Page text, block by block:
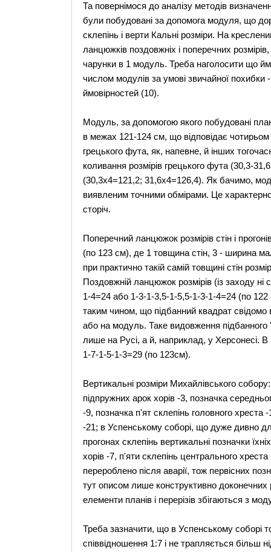
Та повернімося до аналізу методів
були побудовані за допомога модуля, що
склепінь і верти Кальні розміри. На
ланцюжків поздовжніх і поперечних
чарунки в 1 модуль. Треба наголосити що
числом модулів за умові звичайної похибки
ймовірностей (10).
Модуль, за допомогою якого побудовані
в межах 121-124 см, що відповідає
грецького фута, як, напевне, й інших
коливання розмірів грецького фута (30,3-
(30,3x4=121,2; 31,6x4=126,4). Як бачимо,
виявленим точними обмірами. Це
сторіч.
Поперечний ланцюжок розмірів стін і
(по 123 см), де 1 товщина стін, 3 - ширина
при практично такій самій товщині стін
Поздовжній ланцюжок розмірів (із заходу
1-4=24 або 1-3-1-3,5-1-5,5-1-3-1-4=24 (по 122
таким чином, що підбанний квадрат свідомо
або на модуль. Таке видовження
лише на Русі, а й, наприклад, у Херсонесі.
1-7-1-5-1-3=29 (по 123см).
Вертикальні розміри Михайлівського
підпружних арок хорів -3, позначка
-9, позначка п'ят склепінь головного хреста
-21; в Успенському соборі, що дуже дивно
прогонах склепінь вертикальні позначки
хорів -7, п'яти склепінь центрального
перероблено після аварії, тож первісних
тут описом лише конструктивно доконечних
елементи планів і перерізів збігаються з
Треба зазначити, що в Успенському соборі
співвідношення 1:7 і не трапляється більш